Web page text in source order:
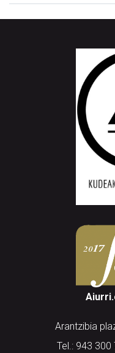
Arantzibia
Tel.: 943 300